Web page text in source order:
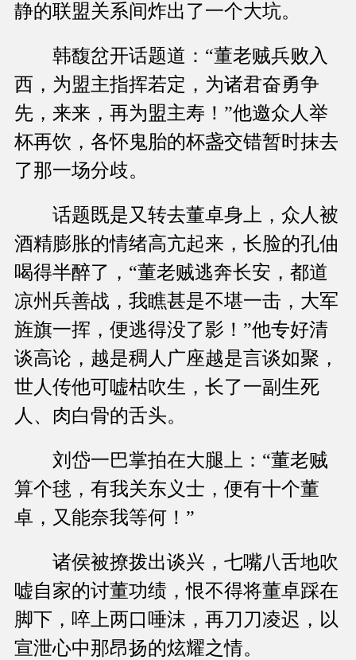
静的联盟关系间炸出了一个大坑。
韩馥岔开话题道：“董老贼兵败入
西，为盟主指挥若定，为诸君奋勇争
先，来来，再为盟主寿！”他邀众人举
杯再饮，各怀鬼胎的杯盏交错暂时抹去
了那一场分歧。
话题既是又转去董卓身上，众人被
酒精膨胀的情绪高亢起来，长脸的孔伷
喝得半醉了，“董老贼逃奔长安，都道
凉州兵善战，我瞧甚是不堪一击，大军
旌旗一挥，便逃得没了影！”他专好清
谈高论，越是稠人广座越是言谈如聚，
世人传他可嘘枯吹生，长了一副生死
人、肉白骨的舌头。
刘岱一巴掌拍在大腿上：“董老贼
算个毬，有我关东义士，便有十个董
卓，又能奈我等何！”
诸侯被撩拨出谈兴，七嘴八舌地吹
嘘自家的讨董功绩，恨不得将董卓踩在
脚下，啐上两口唾沫，再刀刀凌迟，以
宣泄心中那昂扬的炫耀之情。